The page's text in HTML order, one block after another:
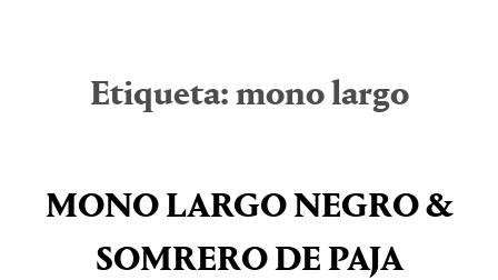
Etiqueta: mono largo
MONO LARGO NEGRO &
SOMRERO DE PAJA